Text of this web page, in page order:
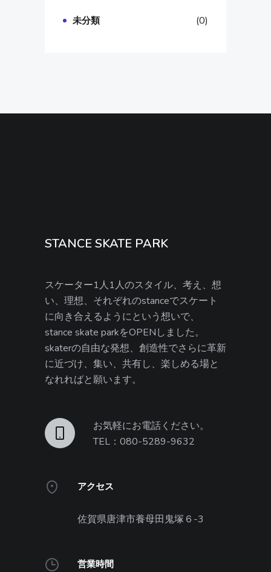
未分類 (0)
STANCE SKATE PARK
スケーター1人1人のスタイル、考え、想
い、理想、それぞれのstanceでスケート
に向き合えるようにという想いで、
stance skate parkをOPENしました。
skaterの自由な発想、創造性でさらに革新
に近づけ、集い、共有し、楽しめる場と
なれればと願います。
お気軽にお電話ください。
TEL：080-5289-9632
アクセス
佐賀県唐津市養母田鬼塚６-3
営業時間